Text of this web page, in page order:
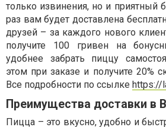
только извинения, но и приятный
раз вам будет доставлена
друзей – за каждого нового
получите 100 гривен на
удобнее забрать пиццу
этом при заказе и получите 20%
Все подробности по ссылке https://
Преимущества доставки в
Пицца – это вкусно, удобно и